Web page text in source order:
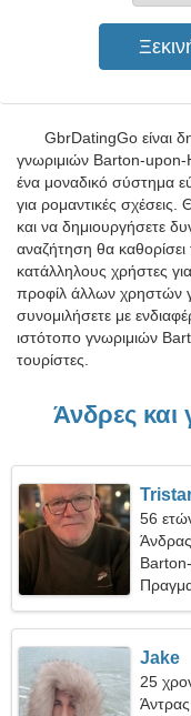
GbrDatingGo είναι
γνωριμιών Barton-upon-
ένα μοναδικό σύστημα
για ρομαντικές
και να δημιουργήσετε
αναζήτηση θα
κατάλληλους χρήστες
προφίλ άλλων χρηστών
συνομιλήσετε με
ιστότοπο γνωριμιών
τουρίστες.
Άνδρες και
56
Jake
25
Άντρας